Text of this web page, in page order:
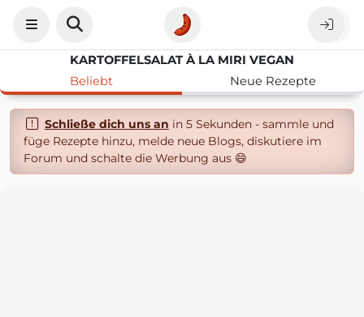
KARTOFFELSALAT À LA MIRI VEGAN
Beliebt
Neue Rezepte
Schließe dich uns an in 5 Sekunden - sammle und
füge Rezepte hinzu, melde neue Blogs, diskutiere im
Forum und schalte die Werbung aus 😄